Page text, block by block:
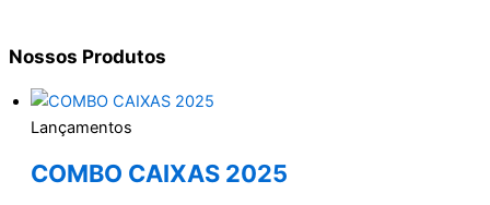
Nossos Produtos
Lançamentos
COMBO CAIXAS 2025